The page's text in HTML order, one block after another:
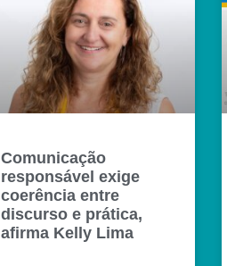
Comunicação
responsável exige
coerência entre
discurso e prática,
afirma Kelly Lima